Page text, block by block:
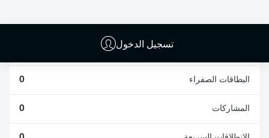
تسجيل الدخول
البطاقات الصفراء 0
المشاركات 0